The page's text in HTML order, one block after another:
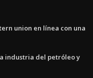
union en línea con una
industria del petróleo y